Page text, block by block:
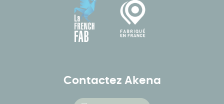
Contactez Akena